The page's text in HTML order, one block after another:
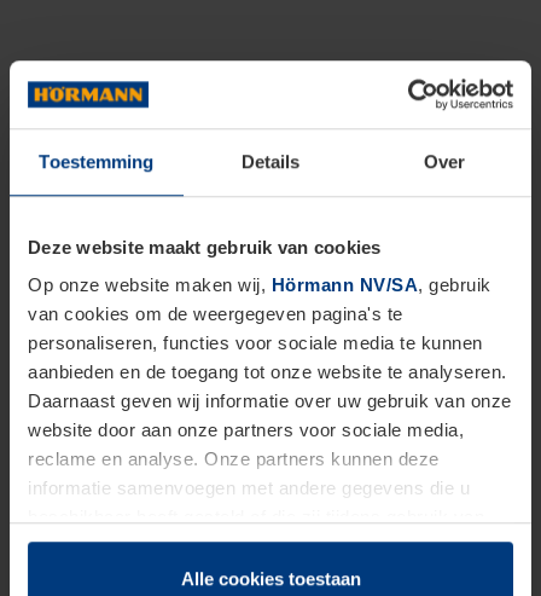
Toestemming Details Over
Deze website maakt gebruik van cookies
Op onze website maken wij, Hörmann NV/SA, gebruik
van cookies om de weergegeven pagina's te
personaliseren, functies voor sociale media te kunnen
aanbieden en de toegang tot onze website te analyseren.
Daarnaast geven wij informatie over uw gebruik van onze
website door aan onze partners voor sociale media,
reclame en analyse. Onze partners kunnen deze
informatie samenvoegen met andere gegevens die u
hun diensten hebben verzameld.
Juridisch hebben wij het recht om cookies op uw
Alle cookies toestaan